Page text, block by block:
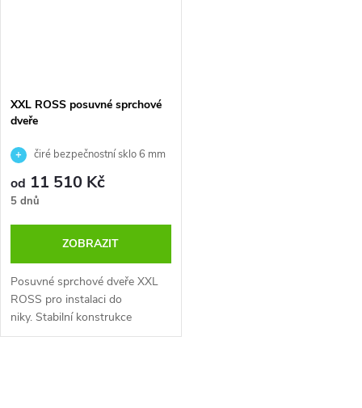
XXL ROSS posuvné sprchové
dveře
čiré bezpečnostní sklo 6 mm
úpravou NANOGLASS. Výška
dveří je 200 cm.
od 11 510 Kč
5 dnů
ZOBRAZIT
Posuvné sprchové dveře XXL
ROSS pro instalaci do
niky. Stabilní konstrukce
a nadstandardní...